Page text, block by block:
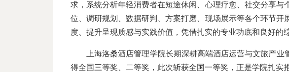
求，系统分析年轻消费者在短途休闲、心理疗愈、社交分享
位、调研规划、数据研判、方案打磨、现场展示等各个环节
度、提升呈现质感与实践价值，凭借扎实的专业功底和良好的
上海洛桑酒店管理学院长期深耕高端酒店运营与文旅产
得全国三等奖、二等奖，此次斩获全国一等奖，正是学院扎实